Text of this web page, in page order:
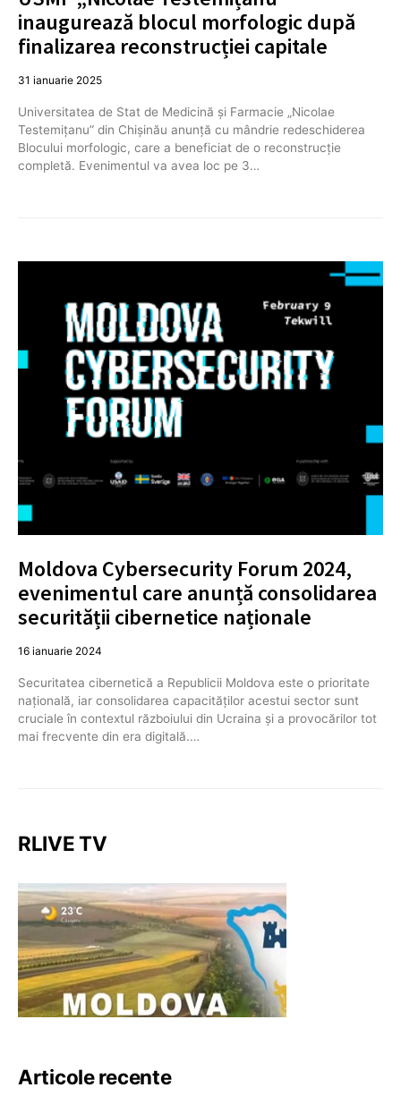
inaugurează blocul morfologic după
finalizarea reconstrucției capitale
31 ianuarie 2025
Universitatea de Stat de Medicină și Farmacie „Nicolae
Testemițanu” din Chișinău anunță cu mândrie redeschiderea
Blocului morfologic, care a beneficiat de o reconstrucție
completă. Evenimentul va avea loc pe 3…
Moldova Cybersecurity Forum 2024,
evenimentul care anunță consolidarea
securității cibernetice naționale
16 ianuarie 2024
Securitatea cibernetică a Republicii Moldova este o prioritate
națională, iar consolidarea capacităților acestui sector sunt
cruciale în contextul războiului din Ucraina și a provocărilor tot
mai frecvente din era digitală.…
RLIVE TV
Articole recente